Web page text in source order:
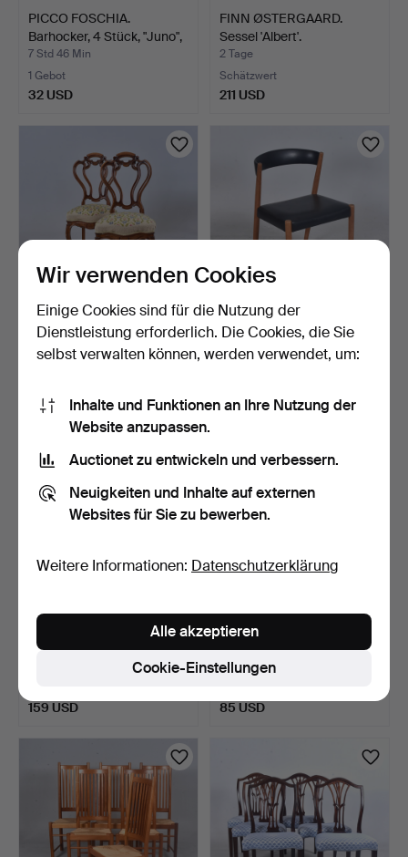
PICCO FOSCHIA.
Barhocker, 4 Stück, "Juno",
…
7 Std 46 Min
1 Gebot
32 USD
FINN ØSTERGAARD.
Sessel 'Albert'.
2 Tage
Schätzwert
211 USD
STÜHLE, ein Paar,
Neorokoko mit bestickter…
1 Tag
64 USD
STUHL, Teak und
Kunstleder, Dänemark,
1960…
3 Tage
106 USD
SESSEL, ein Paar, Schou
Andersen, Dänemark…
159 USD
GIANDOMENICO BELOTTI.
Stuhl, Chrom mit sch…
4 Tage
85 USD
Wir verwenden Cookies
Einige Cookies sind für die Nutzung der
Dienstleistung erforderlich. Die Cookies, die Sie
selbst verwalten können, werden verwendet, um:
Inhalte und Funktionen an Ihre Nutzung der
Website anzupassen.
Auctionet zu entwickeln und verbessern.
Neuigkeiten und Inhalte auf externen
Websites für Sie zu bewerben.
Weitere Informationen: Datenschutzerklärung
Cookie-Einstellungen
Alle akzeptieren